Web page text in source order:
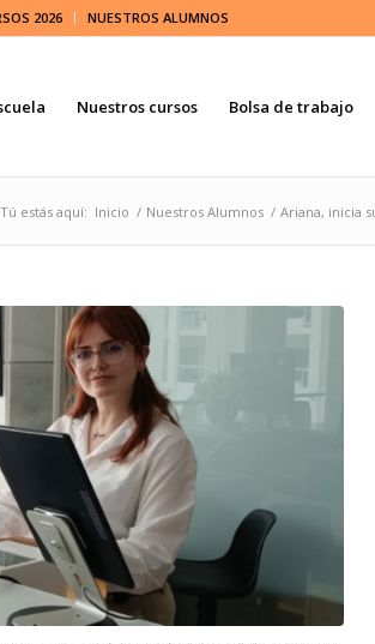
2026 NUESTROS ALUMNOS
Nuestros cursos Bolsa de trabajo
Tú estás aquí: Inicio / Nuestros Alumnos / Ariana, inicia